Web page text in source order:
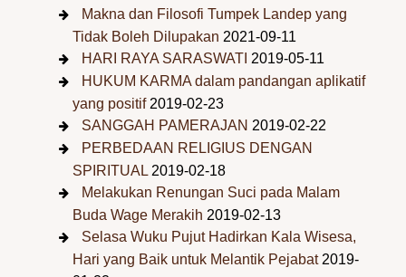
Makna dan Filosofi Tumpek Landep yang
Tidak Boleh Dilupakan 2021-09-11
HARI RAYA SARASWATI 2019-05-11
HUKUM KARMA dalam pandangan aplikatif
yang positif 2019-02-23
SANGGAH PAMERAJAN 2019-02-22
PERBEDAAN RELIGIUS DENGAN
SPIRITUAL 2019-02-18
Melakukan Renungan Suci pada Malam
Buda Wage Merakih 2019-02-13
Selasa Wuku Pujut Hadirkan Kala Wisesa,
Hari yang Baik untuk Melantik Pejabat 2019-